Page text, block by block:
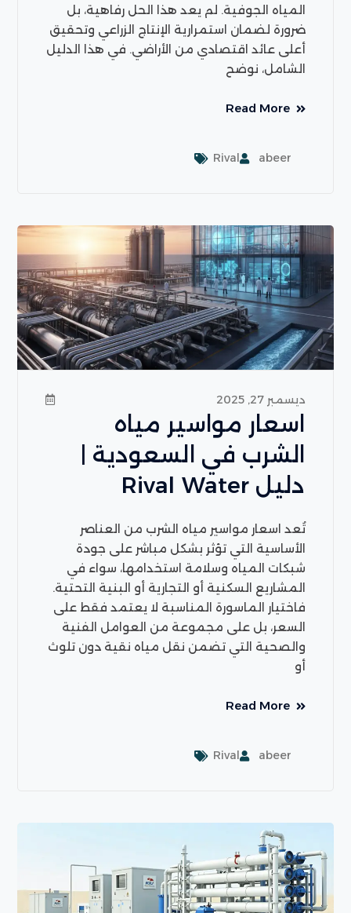
المياه الجوفية. لم يعد هذا الحل رفاهية، بل
ضرورة لضمان استمرارية الإنتاج الزراعي وتحقيق
أعلى عائد اقتصادي من الأراضي. في هذا الدليل
الشامل، نوضح
Read More
abeer
Rival
ديسمبر 27, 2025
اسعار مواسير مياه
الشرب في السعودية |
دليل Rival Water
تُعد اسعار مواسير مياه الشرب من العناصر
الأساسية التي تؤثر بشكل مباشر على جودة
شبكات المياه وسلامة استخدامها، سواء في
المشاريع السكنية أو التجارية أو البنية التحتية.
فاختيار الماسورة المناسبة لا يعتمد فقط على
السعر، بل على مجموعة من العوامل الفنية
والصحية التي تضمن نقل مياه نقية دون تلوث
أو
Read More
abeer
Rival